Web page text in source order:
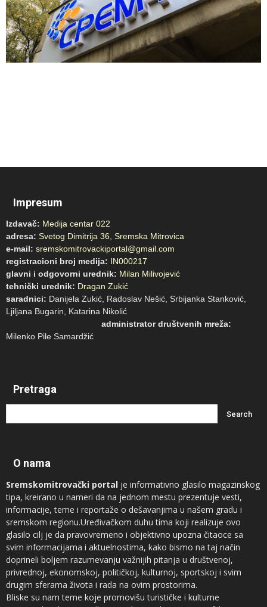
Impresum
Izdavač: Medija centar 022
adresa: Svetog Dimitrija 36, Sremska Mitrovica
e-mail: sremskomitrovackiportal@gmail.com
registracioni broj medija: IN000217
glavni i odgovorni urednik: Milan Milivojević
tehnički urednik: Dragan Zukić
saradnici: Danijela Zukić, Radoslav Nešić, Srbijanka Stanković,
Ljiljana Bugarin, Katarina Nikolić
administrator društvenih mreža:
Milenko Pile Samardžić
Pretraga
O nama
Sremskomitrovački portal je informativno glasilo magazinskog
tipa, kreirano u nameri da na jednom mestu prezentuje vesti,
informacije, teme i reportaže o dešavanjima u našem gradu i
sremskom regionu.Uređivačkom duhu tima koji realizuje ovo
glasilo cilj je da pravovremeno i objektivno upozna čitaoce sa
svim informacijama i aktuelnostima, kako bismo na taj način
doprineli boljem razumevanju važnijih pitanja u društvenoj,
privrednoj, ekonomskoj, političkoj, kulturnoj, sportskoj i svim
drugim sferama života i rada na ovim prostorima.
Bliske su nam teme koje promovišu turističke i kulturne